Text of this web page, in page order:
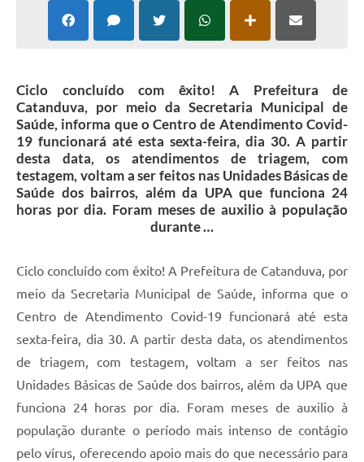
Projetos
Links
Telefones Úteis
A Prefeitura
Enquete
Agenda
SIC
Diário Oficial
Editais
Ciclo concluído com êxito! A Prefeitura de
Catanduva, por meio da Secretaria Municipal de
Saúde, informa que o Centro de Atendimento Covid-
19 funcionará até esta sexta-feira, dia 30. A partir
desta data, os atendimentos de triagem, com
testagem, voltam a ser feitos nas Unidades Básicas de
Saúde dos bairros, além da UPA que funciona 24
horas por dia. Foram meses de auxilio à população
durante …
Ciclo concluído com êxito! A Prefeitura de Catanduva, por
meio da Secretaria Municipal de Saúde, informa que o
Centro de Atendimento Covid-19 funcionará até esta
sexta-feira, dia 30. A partir desta data, os atendimentos
de triagem, com testagem, voltam a ser feitos nas
Unidades Básicas de Saúde dos bairros, além da UPA que
funciona 24 horas por dia. Foram meses de auxilio à
população durante o período mais intenso de contágio
pelo vírus, oferecendo apoio mais do que necessário para